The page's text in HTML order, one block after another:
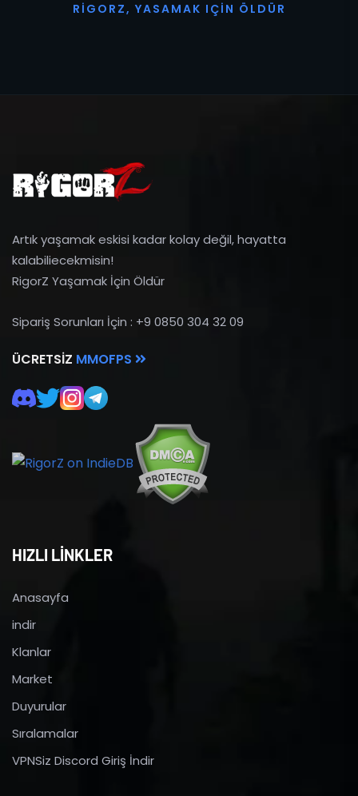
R I G O R Z, YASAMAK I ÇI N Ö L D Ü R
Artık yaşamak eskisi kadar kolay değil, hayatta
kalabiliecekmisin!
RigorZ Yaşamak İçin Öldür
Sipariş Sorunları İçin : +9 0850 304 32 09
ÜCRETSIZ MMOFPS
HIZLI LİNKLER
Anasayfa
indir
Klanlar
Market
Duyurular
Sıralamalar
VPNSiz Discord Giriş İndir